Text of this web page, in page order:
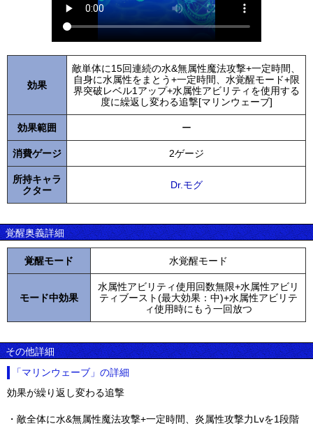
効果
敵単体に15回連続の水&無属性魔法攻撃+一定時間、
自身に水属性をまとう+一定時間、水覚醒モード+限
界突破レベル1アップ+水属性アビリティを使用する
度に繰返し変わる追撃[マリンウェーブ]
効果範囲 ー
消費ゲージ 2ゲージ
所持キャラ
クター
Dr.モグ
覚醒奥義詳細
覚醒モード 水覚醒モード
モード中効果
水属性アビリティ使用回数無限+水属性アビリ
ティブースト(最大効果：中)+水属性アビリテ
ィ使用時にもう一回放つ
その他詳細
「マリンウェーブ」の詳細
効果が繰り返し変わる追撃
・敵全体に水&無属性魔法攻撃+一定時間、炎属性攻撃力Lvを1段階